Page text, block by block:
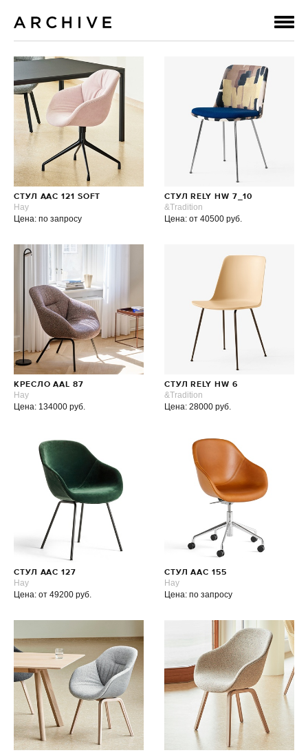
СТУЛ AAC 121 SOFT
Hay
Цена: по запросу
СТУЛ RELY HW 7_10
&Tradition
Цена: от 40500 руб.
КРЕСЛО AAL 87
Hay
Цена: 134000 руб.
СТУЛ RELY HW 6
&Tradition
Цена: 28000 руб.
СТУЛ AAC 127
Hay
Цена: от 49200 руб.
СТУЛ AAC 155
Hay
Цена: по запросу